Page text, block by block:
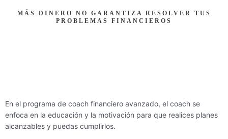
MÁS DINERO NO GARANTIZA RESOLVER TUS
PROBLEMAS FINANCIEROS
En el programa de coach financiero avanzado, el coach se
enfoca en la educación y la motivación para que realices planes
alcanzables y puedas cumplirlos.